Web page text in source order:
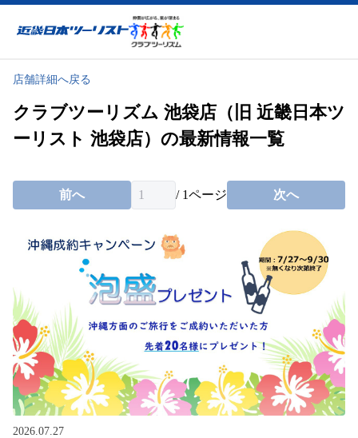
近畿日本ツーリスト
店舗詳細へ戻る
クラブツーリズム 池袋店（旧 近畿日本ツ
ーリスト 池袋店）の最新情報一覧
前へ / 1ページ 次へ
2026.07.27